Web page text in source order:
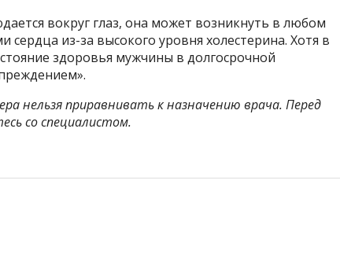
вокруг глаз, она может возникнуть в любом
сердца из-за высокого уровня холестерина. Хотя в
здоровья мужчины в долгосрочной
нельзя приравнивать к назначению врача. Перед
со специалистом.